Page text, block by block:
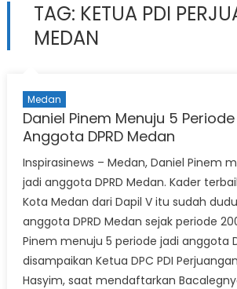
TAG: KETUA PDI
MEDAN
Medan
Daniel Pinem Menuju 5
Anggota DPRD Medan
Inspirasinews – Medan, Daniel Pinem
jadi anggota DPRD Medan. Kader
Kota Medan dari Dapil V itu sudah
anggota DPRD Medan sejak periode
Pinem menuju 5 periode jadi anggota
disampaikan Ketua DPC PDI
Hasyim, saat mendaftarkan